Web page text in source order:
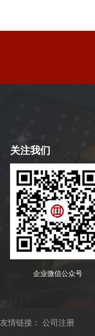
关注我们
企业微信公众号
友情链接： 公司注册